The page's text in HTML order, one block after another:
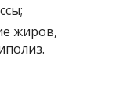
жиров,